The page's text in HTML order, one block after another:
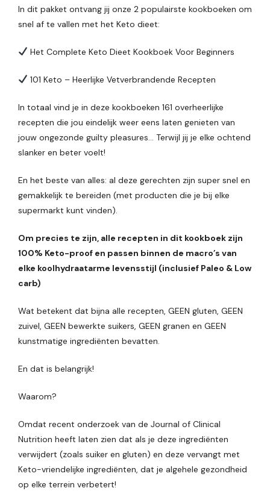
In dit pakket ontvang jij onze 2 populairste kookboeken om
snel af te vallen met het Keto dieet:
Het Complete Keto Dieet Kookboek Voor Beginners
101 Keto – Heerlijke Vetverbrandende Recepten
In totaal vind je in deze kookboeken 161 overheerlijke
recepten die jou eindelijk weer eens laten genieten van
jouw ongezonde guilty pleasures… Terwijl jij je elke ochtend
slanker en beter voelt!
En het beste van alles: al deze gerechten zijn super snel en
gemakkelijk te bereiden (met producten die je bij elke
supermarkt kunt vinden).
Om precies te zijn, alle recepten in dit kookboek zijn
100% Keto-proof en passen binnen de macro’s van
elke koolhydraatarme levensstijl (inclusief Paleo & Low
carb)
Wat betekent dat bijna alle recepten, GEEN gluten, GEEN
zuivel, GEEN bewerkte suikers, GEEN granen en GEEN
kunstmatige ingrediënten bevatten.
En dat is belangrijk!
Waarom?
Omdat recent onderzoek van de Journal of Clinical
Nutrition heeft laten zien dat als je deze ingrediënten
verwijdert (zoals suiker en gluten) en deze vervangt met
Keto-vriendelijke ingrediënten, dat je algehele gezondheid
op elke terrein verbetert!